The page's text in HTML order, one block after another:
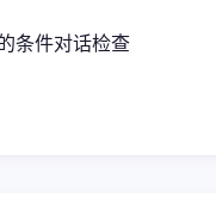
条件对话检查